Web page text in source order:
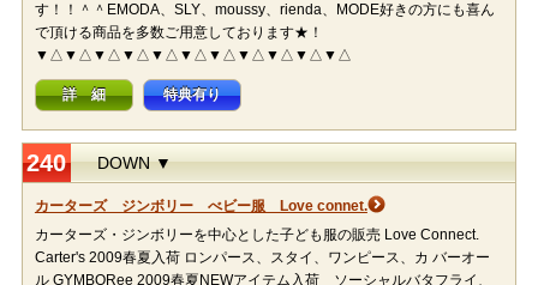
す！！＾＾EMODA、SLY、moussy、rienda、MODE好きの方にも喜ん
で頂ける商品を多数ご用意しております★！
▼△▼△▼△▼△▼△▼△▼△▼△▼△▼△▼△
詳 細 特典有り
240 DOWN ▼
カーターズ ジンボリー べビー服 Love connet.
カーターズ・ジンボリーを中心とした子ども服の販売 Love Connect.
Carter's 2009春夏入荷 ロンパース、スタイ、ワンピース、カ バーオー
ル GYMBORee 2009春夏NEWアイテム入荷 ソーシャルバタフライ、